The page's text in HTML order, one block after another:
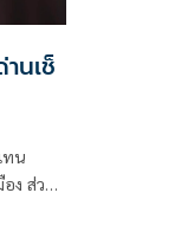
นเช็
ทน
ง ส่วน